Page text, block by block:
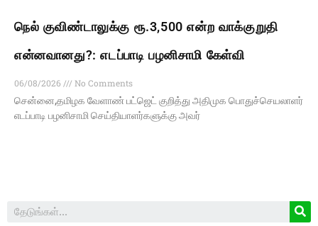
நெல் குவிண்டாலுக்கு ரூ.3,500 என்ற வாக்குறுதி
என்னவானது?: எடப்பாடி பழனிசாமி கேள்வி
06/08/2026
No Comments
சென்னை,தமிழக வேளாண் பட்ஜெட் குறித்து அதிமுக பொதுச்செயலாளர்
எடப்பாடி பழனிசாமி செய்தியாளர்களுக்கு அவர்